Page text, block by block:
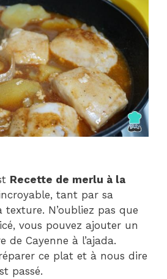
Recette de merlu à la
tant par sa
texture. N’oubliez pas que
vous pouvez ajouter un
de Cayenne à l’ajada.
ce plat et à nous dire
passé.